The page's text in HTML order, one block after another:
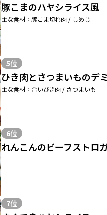
豚こまのハヤシライス風
主な食材：豚こま切れ肉 / しめじ
5位
ひき肉とさつまいものデ
主な食材：合いびき肉 / さつまいも
6位
れんこんのビーフストロ
7位